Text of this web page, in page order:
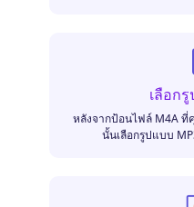
เลือก
หลังจากป้อนไฟล์ M4A ที่
นั้นเลือกรูปแบบ